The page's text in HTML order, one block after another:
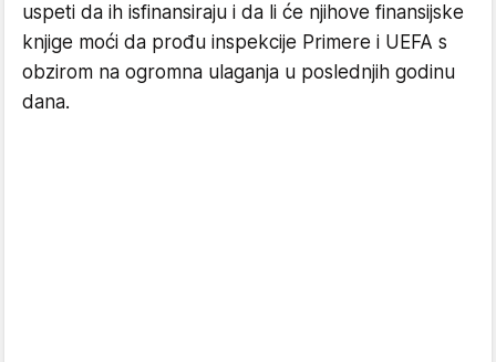
uspeti da ih isfinansiraju i da li će njihove finansijske
knjige moći da prođu inspekcije Primere i UEFA s
obzirom na ogromna ulaganja u poslednjih godinu
dana.